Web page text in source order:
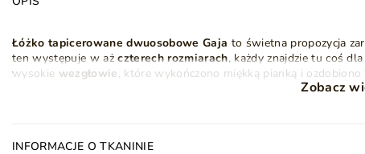
Materac
Styl Nowoczesny Klasyczny
Łóżko tapicerowane dwuosobowe Gaja to świetna propozycja
ten występuje w aż czterech rozmiarach, każdy znajdzie tu coś
wysokie wezgłowie, które wykończono miękką pianką i
swój praktyczny wymiar, stanowiąc podparcie pleców na przykład
jedynie unieść ku górze stelaż, używając do tego dedykowanego
Zobacz
INFORMACJE O TKANINIE